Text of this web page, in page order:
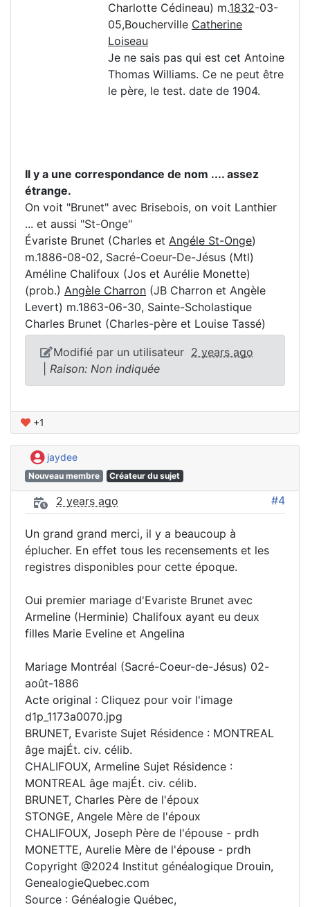
Charlotte Cédineau) m.1832-03-
05,Boucherville Catherine
Loiseau
Je ne sais pas qui est cet Antoine
Thomas Williams. Ce ne peut être
le père, le test. date de 1904.
Il y a une correspondance de nom .... assez
étrange.
On voit "Brunet" avec Brisebois, on voit Lanthier
... et aussi "St-Onge"
Évariste Brunet (Charles et Angéle St-Onge)
m.1886-08-02, Sacré-Coeur-De-Jésus (Mtl)
Améline Chalifoux (Jos et Aurélie Monette)
(prob.) Angèle Charron (JB Charron et Angèle
Levert) m.1863-06-30, Sainte-Scholastique
Charles Brunet (Charles-père et Louise Tassé)
Modifié par un utilisateur 2 years ago
Raison: Non indiquée
+1
jaydee
Nouveau membre Créateur du sujet
2 years ago #4
Un grand grand merci, il y a beaucoup à
éplucher. En effet tous les recensements et les
registres disponibles pour cette époque.
Oui premier mariage d'Evariste Brunet avec
Armeline (Herminie) Chalifoux ayant eu deux
filles Marie Eveline et Angelina
Mariage Montréal (Sacré-Coeur-de-Jésus) 02-
août-1886
Acte original : Cliquez pour voir l'image
d1p_1173a0070.jpg
BRUNET, Evariste Sujet Résidence : MONTREAL
âge majÉt. civ. célib.
CHALIFOUX, Armeline Sujet Résidence :
MONTREAL âge majÉt. civ. célib.
BRUNET, Charles Père de l'époux
STONGE, Angele Mère de l'époux
CHALIFOUX, Joseph Père de l'épouse - prdh
MONETTE, Aurelie Mère de l'épouse - prdh
Copyright @2024 Institut généalogique Drouin,
GenealogieQuebec.com
Source : Généalogie Québec,